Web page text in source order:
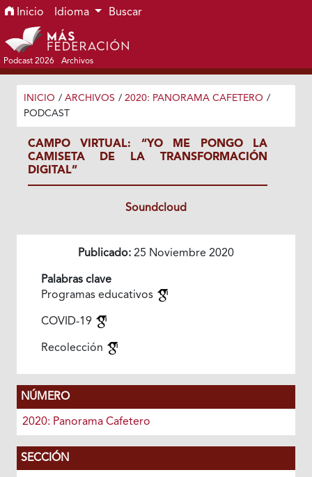
Ir al menú de navegación principal
Ir al contenido principal
Ir al pie de página del sitio
Inicio Idioma Buscar
Podcast 2026 Archivos
INICIO / ARCHIVOS / 2020: PANORAMA CAFETERO /
PODCAST
CAMPO VIRTUAL: “YO ME PONGO LA
CAMISETA DE LA TRANSFORMACIÓN
DIGITAL”
Soundcloud
Publicado: 25 Noviembre 2020
Palabras clave
Programas educativos
COVID-19
Recolección
NÚMERO
2020: Panorama Cafetero
SECCIÓN